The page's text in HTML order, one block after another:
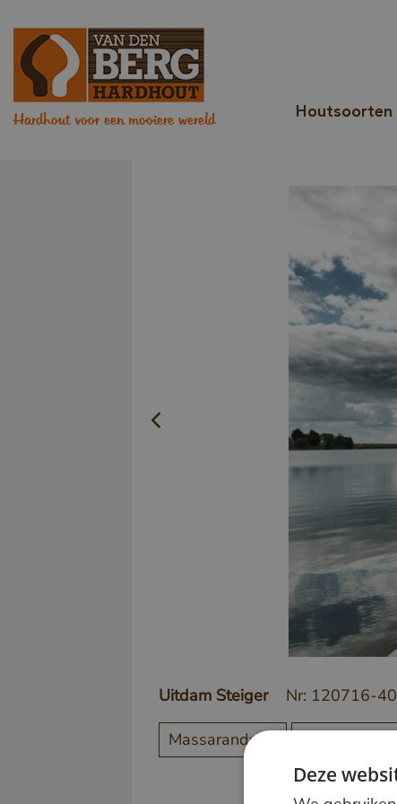
Hardhout voor een mooiere wereld Houtsoorten
Uitdam Steiger Nr: 120716-40
Massaranduba
Deze